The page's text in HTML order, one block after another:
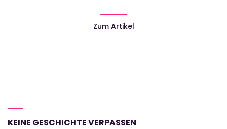
Zum Artikel
KEINE GESCHICHTE VERPASSEN